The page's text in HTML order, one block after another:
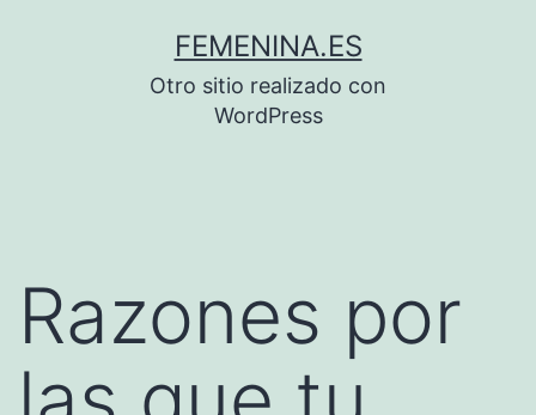
FEMENINA.ES
Otro sitio realizado con
WordPress
Razones por